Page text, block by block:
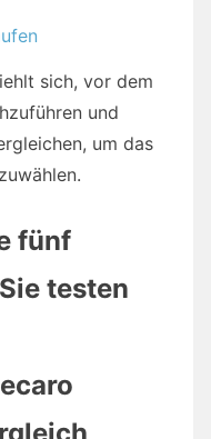
sich, vor dem
und
um das
fünf
testen